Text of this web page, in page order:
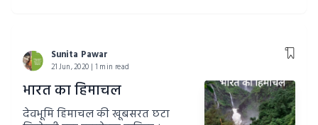
Sunita Pawar
21 Jun, 2020 | 1 min read
भारत का हिमाचल
देवभूमि हिमाचल की खूबसरत छटा